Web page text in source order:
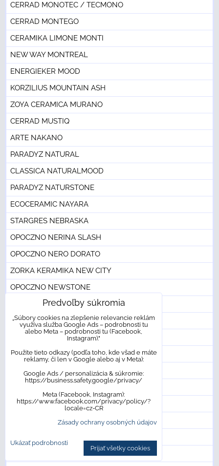
CERRAD MONOTEC / TECMONO
CERRAD MONTEGO
CERAMIKA LIMONE MONTI
NEW WAY MONTREAL
ENERGIEKER MOOD
KORZILIUS MOUNTAIN ASH
ZOYA CERAMICA MURANO
CERRAD MUSTIQ
ARTE NAKANO
PARADYZ NATURAL
CLASSICA NATURALMOOD
PARADYZ NATURSTONE
ECOCERAMIC NAYARA
STARGRES NEBRASKA
OPOCZNO NERINA SLASH
OPOCZNO NERO DORATO
ZORKA KERAMIKA NEW CITY
OPOCZNO NEWSTONE
ECOCERAMIC NORWAY
CERRAD NOTTA
NEW WAY NOTTINGHAM
NEW WAY NOVA
ECOCERAMIC NOX
DOMINO OAK
ZOYA CERAMICA OCEAN
Predvoľby súkromia
„Súbory cookies na zlepšenie relevancie reklám
využíva služba Google Ads – podrobnosti tu
alebo Meta – podrobnosti tu (Facebook,
Instagram)."
Použite tieto odkazy (podľa toho, kde všad e máte
reklamy, či len v Google alebo aj v Meta):
Google Ads / personalizácia & súkromie:
https://business.safety.google/privacy/
Meta (Facebook, Instagram):
https://www.facebook.com/privacy/policy/?
locale=cz-CR
Zásady ochrany osobných údajov
Ukázať podrobnosti
Prijať všetky cookies